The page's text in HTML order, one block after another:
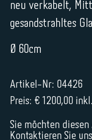
neu verkabelt,
gesandstrahltes
Ø 60cm
Artikel-Nr: 04426
Preis: € 1200,00
Sie möchten
Kontaktieren Sie